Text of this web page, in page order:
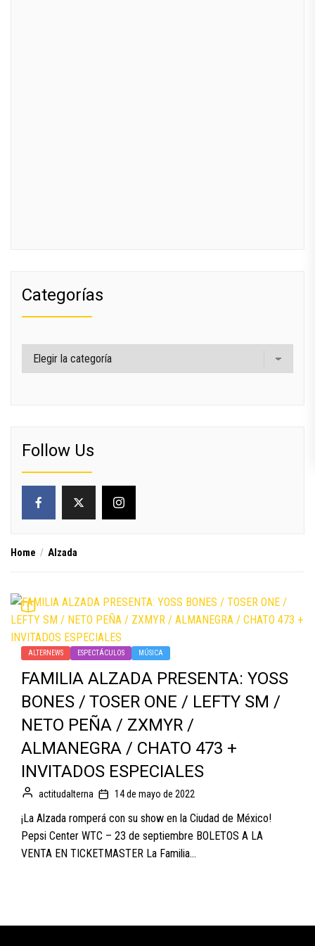
Home Alzada
ALTERNEWS ESPECTÁCULOS MÚSICA
FAMILIA ALZADA PRESENTA: YOSS
BONES / TOSER ONE / LEFTY SM /
NETO PEÑA / ZXMYR /
ALMANEGRA / CHATO 473 +
INVITADOS ESPECIALES
actitudalterna 14 de mayo de 2022
¡La Alzada romperá con su show en la Ciudad de México!
Pepsi Center WTC – 23 de septiembre BOLETOS A LA
VENTA EN TICKETMASTER La Familia...
Categorías
Categorías
Follow Us